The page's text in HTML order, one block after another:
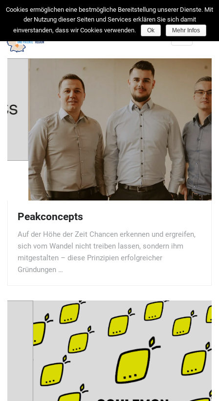
facebook
Toggle
Peakconcepts
Auf der Höhe der Zeit Chancen erkennen und ergreifen,
sich vom Wandel nicht treiben lassen, sondern ihm
mitgestalten – diese Prinzipien erfolgreicher
Gründungen …
Cookies ermöglichen eine bestmögliche Bereitstellung unserer Dienste. Mit
der Nutzung dieser Seiten und Services erklären Sie sich damit
einverstanden, dass wir Cookies verwenden.
Ok Mehr Infos